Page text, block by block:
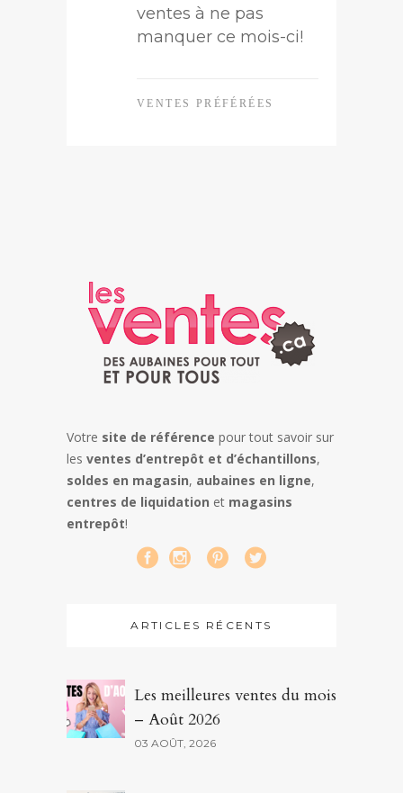
ventes à ne pas
manquer ce mois-ci!
VENTES PRÉFÉRÉES
Votre site de référence pour tout savoir sur
les ventes d’entrepôt et d’échantillons,
soldes en magasin, aubaines en ligne,
centres de liquidation et magasins
entrepôt!
ARTICLES RÉCENTS
Les meilleures ventes du mois
– Août 2026
03 AOÛT, 2026